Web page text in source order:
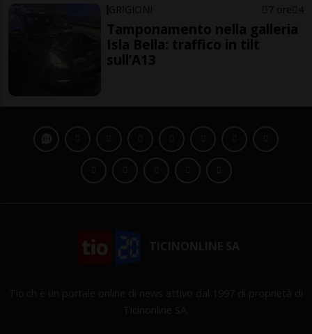
GRIGIONI 7 ore 4
Tamponamento nella galleria
Isla Bella: traffico in tilt
sull’A13